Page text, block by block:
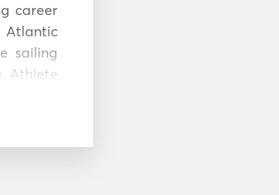
career
Atlantic
sailing
Athlete
great